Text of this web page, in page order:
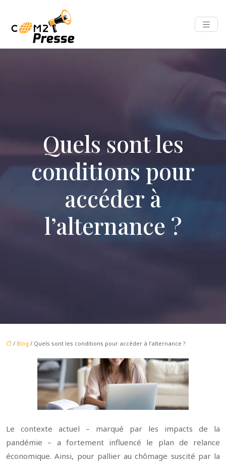
Quels sont les
conditions pour
accéder à
l’alternance ?
/ Blog / Quels sont les conditions pour accéder à l’alternance ?
Le contexte actuel – marqué par les impacts de la
pandémie – a fortement influencé le plan de relance
économique. Ainsi, pour pallier au chômage suscité par la